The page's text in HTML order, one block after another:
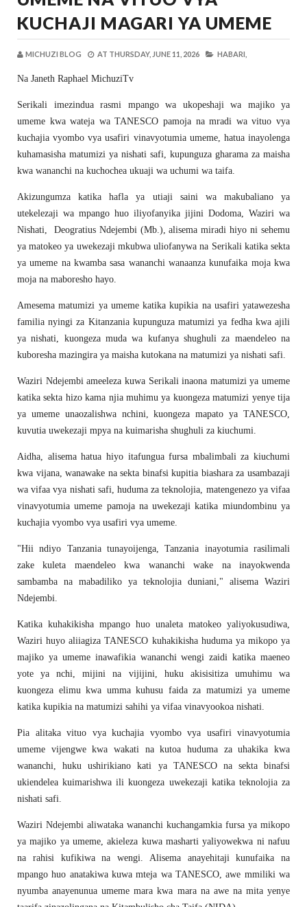
KUCHAJI MAGARI YA UMEME
MICHUZI BLOG AT THURSDAY, JUNE 11, 2026 HABARI,
Na Janeth Raphael MichuziTv
Serikali imezindua rasmi mpango wa ukopeshaji wa majiko ya
umeme kwa wateja wa TANESCO pamoja na mradi wa vituo vya
kuchajia vyombo vya usafiri vinavyotumia umeme, hatua inayolenga
kuhamasisha matumizi ya nishati safi, kupunguza gharama za maisha
kwa wananchi na kuchochea ukuaji wa uchumi wa taifa.
Akizungumza katika hafla ya utiaji saini wa makubaliano ya
utekelezaji wa mpango huo iliyofanyika jijini Dodoma, Waziri wa
Nishati, Deogratius Ndejembi (Mb.), alisema miradi hiyo ni sehemu
ya matokeo ya uwekezaji mkubwa uliofanywa na Serikali katika sekta
ya umeme na kwamba sasa wananchi wanaanza kunufaika moja kwa
moja na maboresho hayo.
Amesema matumizi ya umeme katika kupikia na usafiri yatawezesha
familia nyingi za Kitanzania kupunguza matumizi ya fedha kwa ajili
ya nishati, kuongeza muda wa kufanya shughuli za maendeleo na
kuboresha mazingira ya maisha kutokana na matumizi ya nishati safi.
Waziri Ndejembi ameeleza kuwa Serikali inaona matumizi ya umeme
katika sekta hizo kama njia muhimu ya kuongeza matumizi yenye tija
ya umeme unaozalishwa nchini, kuongeza mapato ya TANESCO,
kuvutia uwekezaji mpya na kuimarisha shughuli za kiuchumi.
Aidha, alisema hatua hiyo itafungua fursa mbalimbali za kiuchumi
kwa vijana, wanawake na sekta binafsi kupitia biashara za usambazaji
wa vifaa vya nishati safi, huduma za teknolojia, matengenezo ya vifaa
vinavyotumia umeme pamoja na uwekezaji katika miundombinu ya
kuchajia vyombo vya usafiri vya umeme.
"Hii ndiyo Tanzania tunayoijenga, Tanzania inayotumia rasilimali
zake kuleta maendeleo kwa wananchi wake na inayokwenda
sambamba na mabadiliko ya teknolojia duniani," alisema Waziri
Ndejembi.
Katika kuhakikisha mpango huo unaleta matokeo yaliyokusudiwa,
Waziri huyo aliiagiza TANESCO kuhakikisha huduma ya mikopo ya
majiko ya umeme inawafikia wananchi wengi zaidi katika maeneo
yote ya nchi, mijini na vijijini, huku akisisitiza umuhimu wa
kuongeza elimu kwa umma kuhusu faida za matumizi ya umeme
katika kupikia na matumizi sahihi ya vifaa vinavyookoa nishati.
Pia alitaka vituo vya kuchajia vyombo vya usafiri vinavyotumia
umeme vijengwe kwa wakati na kutoa huduma za uhakika kwa
wananchi, huku ushirikiano kati ya TANESCO na sekta binafsi
ukiendelea kuimarishwa ili kuongeza uwekezaji katika teknolojia za
nishati safi.
Waziri Ndejembi aliwataka wananchi kuchangamkia fursa ya mikopo
ya majiko ya umeme, akieleza kuwa masharti yaliyowekwa ni nafuu
na rahisi kufikiwa na wengi. Alisema anayehitaji kunufaika na
mpango huo anatakiwa kuwa mteja wa TANESCO, awe mmiliki wa
nyumba anayenunua umeme mara kwa mara na awe na mita yenye